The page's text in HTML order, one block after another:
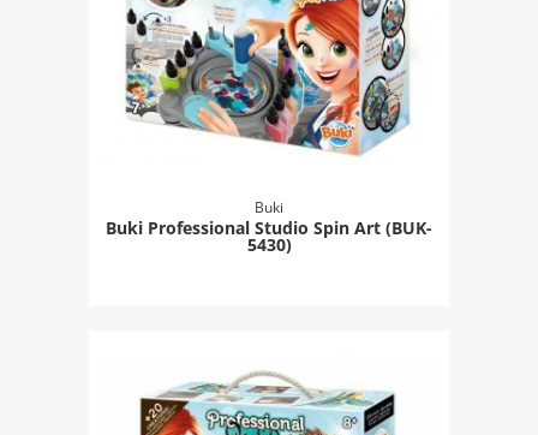
Buki
Buki Professional Studio Spin Art (BUK-
5430)